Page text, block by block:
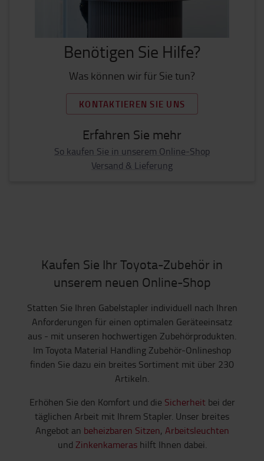
Benötigen Sie Hilfe?
Was können wir für Sie tun?
KONTAKTIEREN SIE UNS
Erfahren Sie mehr
So kaufen Sie in unserem Online-Shop
Versand & Lieferung
Kaufen Sie Ihr Toyota-Zubehör in
unserem neuen Online-Shop
Statten Sie Ihren Gabelstapler individuell nach Ihren
Anforderungen für einen optimalen Geräteeinsatz
aus - mit unseren hochwertigen Zubehörprodukten.
Im Toyota Material Handling Zubehör-Onlineshop
finden Sie dazu ein breites Sortiment mit über 230
Artikeln.
Erhöhen Sie den Komfort und die Sicherheit bei der
täglichen Arbeit mit Ihrem Stapler. Unser breites
Angebot an beheizbaren Sitzen, Arbeitsleuchten
und Zinkenkamerashilft Ihnen dabei.